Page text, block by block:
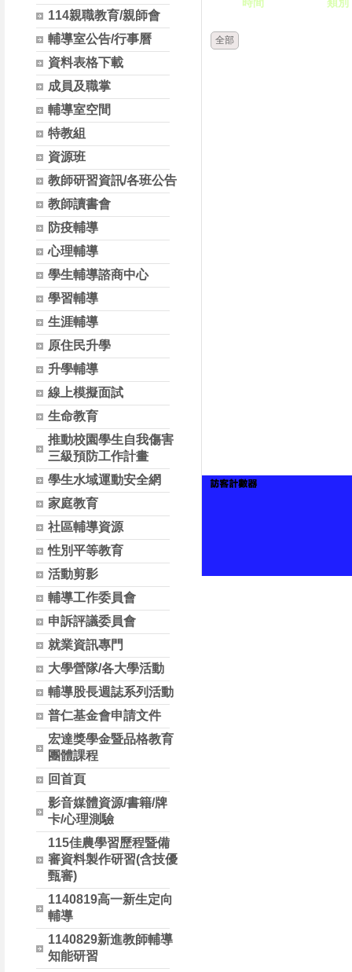
114親職教育/親師會
輔導室公告/行事曆
資料表格下載
成員及職掌
輔導室空間
特教組
資源班
教師研習資訊/各班公告
教師讀書會
防疫輔導
心理輔導
學生輔導諮商中心
學習輔導
生涯輔導
原住民升學
升學輔導
線上模擬面試
生命教育
推動校園學生自我傷害
三級預防工作計畫
學生水域運動安全網
家庭教育
社區輔導資源
性別平等教育
活動剪影
輔導工作委員會
申訴評議委員會
就業資訊專門
大學營隊/各大學活動
輔導股長週誌系列活動
普仁基金會申請文件
宏達獎學金暨品格教育
團體課程
回首頁
影音媒體資源/書籍/牌
卡/心理測驗
115佳農學習歷程暨備
審資料製作研習(含技優
甄審)
1140819高一新生定向
輔導
1140829新進教師輔導
知能研習
全部